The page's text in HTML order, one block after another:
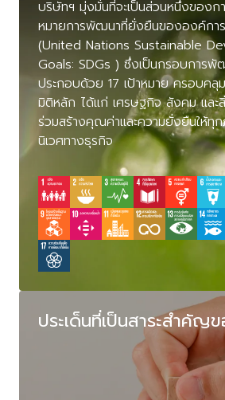
บริษัทฯ มุ่งมั่นที่จะเป็นส่วนหนึ่งของก
หมายการพัฒนาที่ยั่งยืนขององค์การ
(United Nations Sustainable
Goals: SDGs ) ซึ่งเป็นกรอบการพั
ประกอบด้วย 17 เป้าหมาย ครอบคลุ
มิติหลัก ได้แก่ เศรษฐกิจ สังคม และ
ร่วมสร้างคุณค่าและความยั่งยืนให้ทุก
นิเวศทางธุรกิจ
ประเด็นที่เป็นสาระสำคัญ